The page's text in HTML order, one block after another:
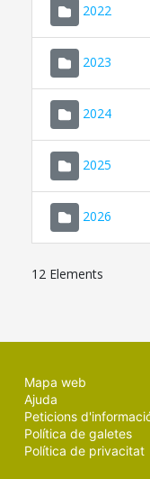
2022
2023
2024
2025
2026
12 Elements
Mapa web
Ajuda
Peticions
Política de galetes
Política de privacitat